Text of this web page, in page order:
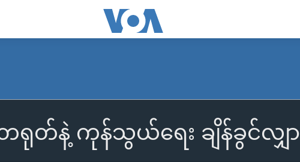
တ်နဲ့ ကုန်သွယ်ရေး ချိန်ခွင်လျှာ